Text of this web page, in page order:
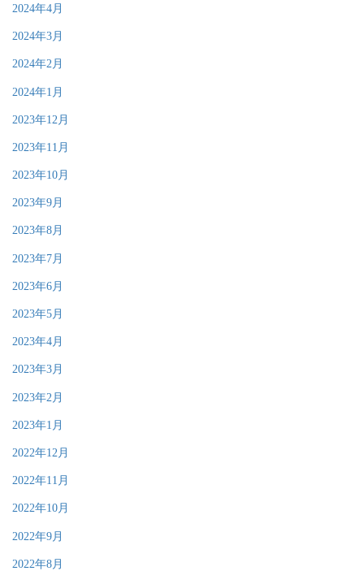
2024年4月
2024年3月
2024年2月
2024年1月
2023年12月
2023年11月
2023年10月
2023年9月
2023年8月
2023年7月
2023年6月
2023年5月
2023年4月
2023年3月
2023年2月
2023年1月
2022年12月
2022年11月
2022年10月
2022年9月
2022年8月